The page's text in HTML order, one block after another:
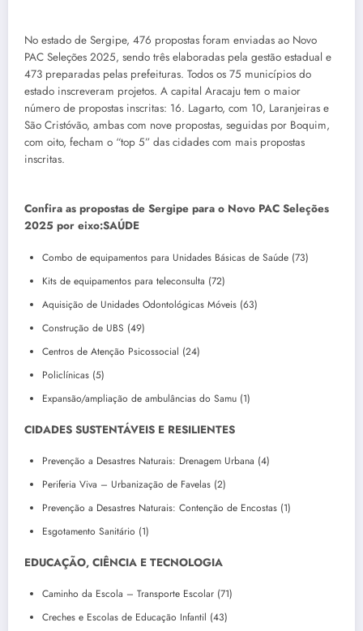
No estado de Sergipe, 476 propostas foram enviadas ao Novo
PAC Seleções 2025, sendo três elaboradas pela gestão estadual e
473 preparadas pelas prefeituras. Todos os 75 municípios do
estado inscreveram projetos. A capital Aracaju tem o maior
número de propostas inscritas: 16. Lagarto, com 10, Laranjeiras e
São Cristóvão, ambas com nove propostas, seguidas por Boquim,
com oito, fecham o “top 5” das cidades com mais propostas
inscritas.
Confira as propostas de Sergipe para o Novo PAC Seleções
2025 por eixo:SAÚDE
Combo de equipamentos para Unidades Básicas de Saúde (73)
Kits de equipamentos para teleconsulta (72)
Aquisição de Unidades Odontológicas Móveis (63)
Construção de UBS (49)
Centros de Atenção Psicossocial (24)
Policlínicas (5)
Expansão/ampliação de ambulâncias do Samu (1)
CIDADES SUSTENTÁVEIS E RESILIENTES
Prevenção a Desastres Naturais: Drenagem Urbana (4)
Periferia Viva – Urbanização de Favelas (2)
Prevenção a Desastres Naturais: Contenção de Encostas (1)
Esgotamento Sanitário (1)
EDUCAÇÃO, CIÊNCIA E TECNOLOGIA
Caminho da Escola – Transporte Escolar (71)
Creches e Escolas de Educação Infantil (43)